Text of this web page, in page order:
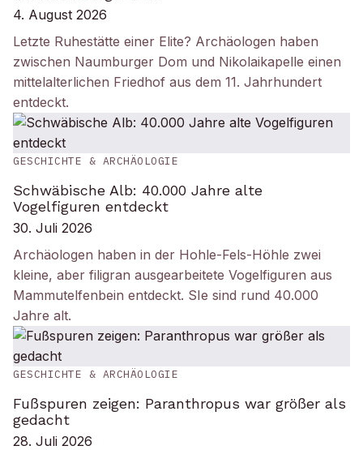
4. August 2026
Letzte Ruhestätte einer Elite? Archäologen haben
zwischen Naumburger Dom und Nikolaikapelle einen
mittelalterlichen Friedhof aus dem 11. Jahrhundert
entdeckt.
GESCHICHTE & ARCHÄOLOGIE
Schwäbische Alb: 40.000 Jahre alte
Vogelfiguren entdeckt
30. Juli 2026
Archäologen haben in der Hohle-Fels-Höhle zwei
kleine, aber filigran ausgearbeitete Vogelfiguren aus
Mammutelfenbein entdeckt. SIe sind rund 40.000
Jahre alt.
GESCHICHTE & ARCHÄOLOGIE
Fußspuren zeigen: Paranthropus war größer als
gedacht
28. Juli 2026